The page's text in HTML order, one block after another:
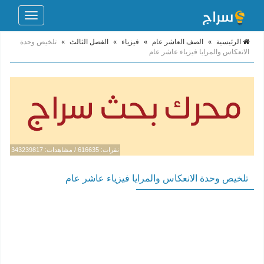
Toggle
الرئيسية » الصف العاشر عام » فيزياء » الفصل الثالث » تلخيص وحدة
الانعكاس والمرايا فيزياء عاشر عام
نقرات: 616635 / مشاهدات: 343239817
تلخيص وحدة الانعكاس والمرايا فيزياء عاشر عام